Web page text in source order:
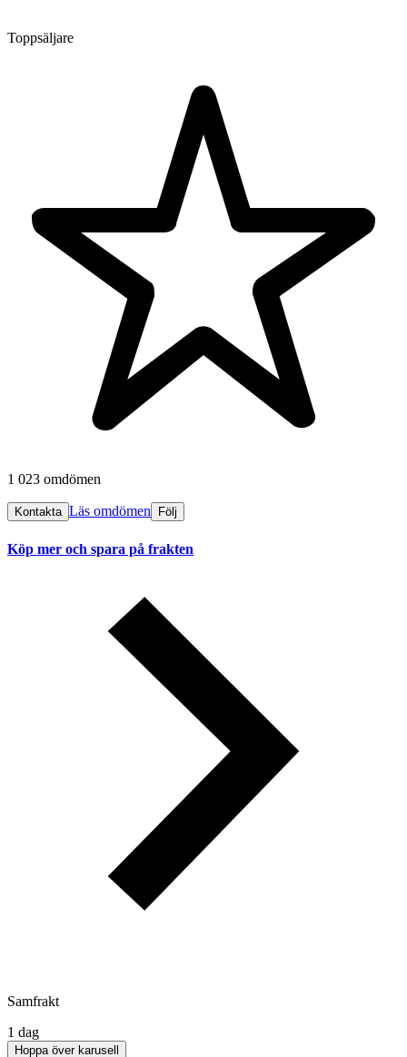
Toppsäljare
1 023 omdömen
Kontakta Läs omdömen Följ
Köp mer och spara på frakten
Samfrakt
1 dag
Hoppa över karusell